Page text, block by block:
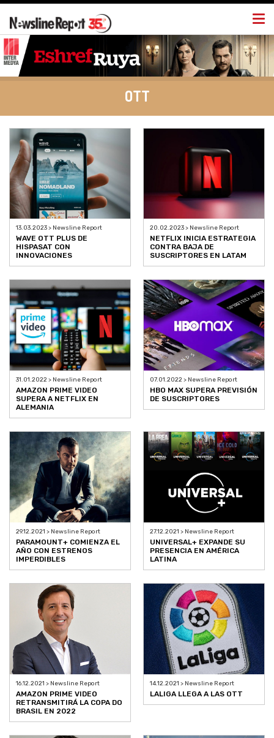
OTT
13.03.2023 > Newsline Report
WAVE OTT PLUS DE
HISPASAT CON
INNOVACIONES
20.02.2023 > Newsline Report
NETFLIX INICIA ESTRATEGIA
CONTRA BAJA DE
SUSCRIPTORES EN LATAM
31.01.2022 > Newsline Report
AMAZON PRIME VIDEO
SUPERA A NETFLIX EN
ALEMANIA
07.01.2022 > Newsline Report
HBO MAX SUPERA PREVISIÓN
DE SUSCRIPTORES
29.12.2021 > Newsline Report
PARAMOUNT+ COMIENZA EL
AÑO CON ESTRENOS
IMPERDIBLES
27.12.2021 > Newsline Report
UNIVERSAL+ EXPANDE SU
PRESENCIA EN AMÉRICA
LATINA
16.12.2021 > Newsline Report
AMAZON PRIME VIDEO
RETRANSMITIRÁ LA COPA DO
BRASIL EN 2022
14.12.2021 > Newsline Report
LALIGA LLEGA A LAS OTT